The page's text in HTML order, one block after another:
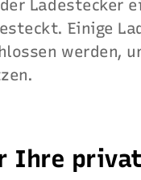
Ladestecker
Einige
werden,
Ihre